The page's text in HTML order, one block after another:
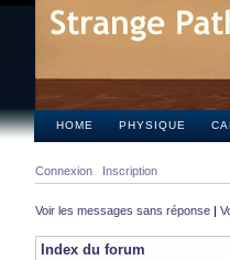
HOME PHYSIQUE
Connexion Inscription
Voir les messages sans réponse |
Index du forum